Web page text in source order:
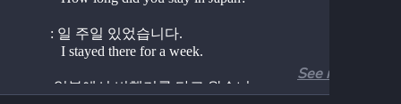
: 일 주일 있었습니다.
                            I stayed there for a week.
See more